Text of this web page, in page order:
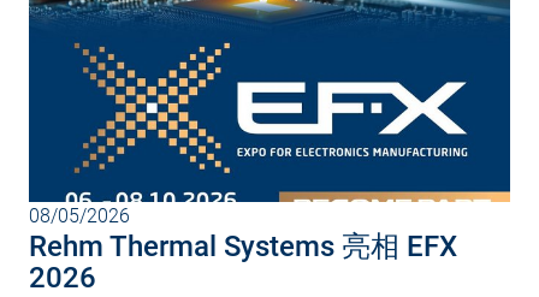
08/05/2026
Rehm Thermal Systems 亮相 EFX
2026